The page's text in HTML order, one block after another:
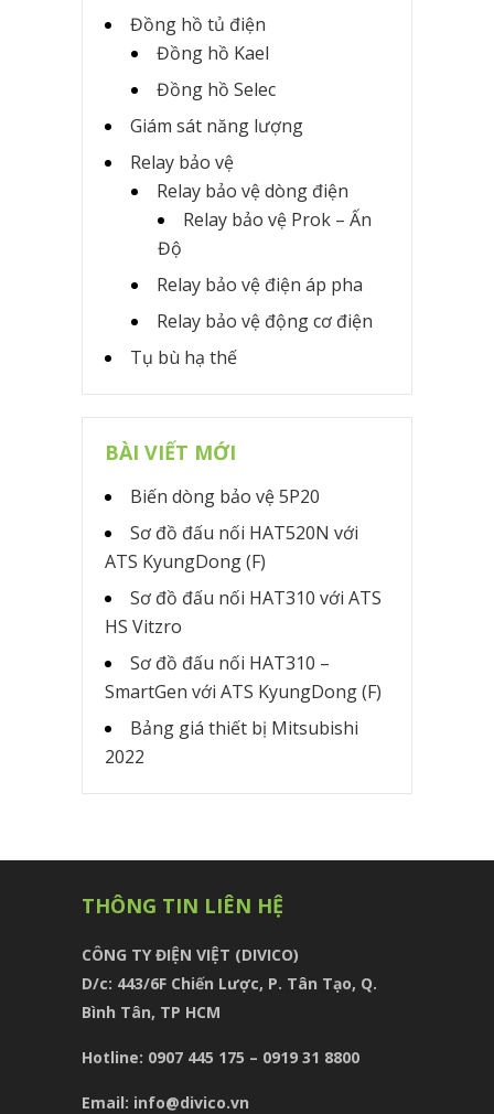
Đồng hồ tủ điện
Đồng hồ Kael
Đồng hồ Selec
Giám sát năng lượng
Relay bảo vệ
Relay bảo vệ dòng điện
Relay bảo vệ Prok – Ấn
Độ
Relay bảo vệ điện áp pha
Relay bảo vệ động cơ điện
Tụ bù hạ thế
BÀI VIẾT MỚI
Biến dòng bảo vệ 5P20
Sơ đồ đấu nối HAT520N với
ATS KyungDong (F)
Sơ đồ đấu nối HAT310 với ATS
HS Vitzro
Sơ đồ đấu nối HAT310 –
SmartGen với ATS KyungDong (F)
Bảng giá thiết bị Mitsubishi
2022
THÔNG TIN LIÊN HỆ
CÔNG TY ĐIỆN VIỆT (DIVICO)
D/c: 443/6F Chiến Lược, P. Tân Tạo, Q.
Bình Tân, TP HCM
Hotline: 0907 445 175 – 0919 31 8800
Email: info@divico.vn